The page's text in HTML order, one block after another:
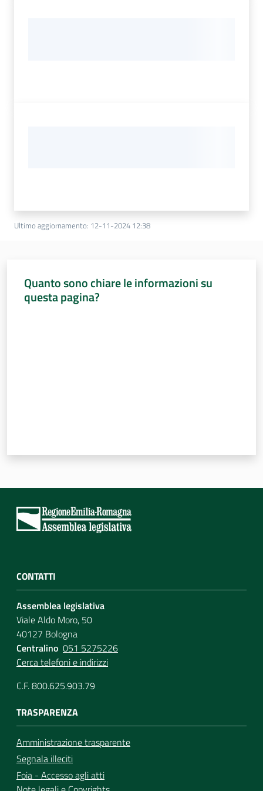
Ultimo aggiornamento: 12-11-2024 12:38
Quanto sono chiare le informazioni su
questa pagina?
CONTATTI
Assemblea legislativa
Viale Aldo Moro, 50
40127 Bologna
Centralino 051 5275226
Cerca telefoni e indirizzi
C.F. 800.625.903.79
TRASPARENZA
Amministrazione trasparente
Segnala illeciti
Foia - Accesso agli atti